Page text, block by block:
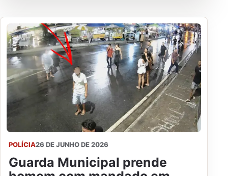
POLÍCIA26 DE JUNHO DE 2026
Guarda Municipal prende